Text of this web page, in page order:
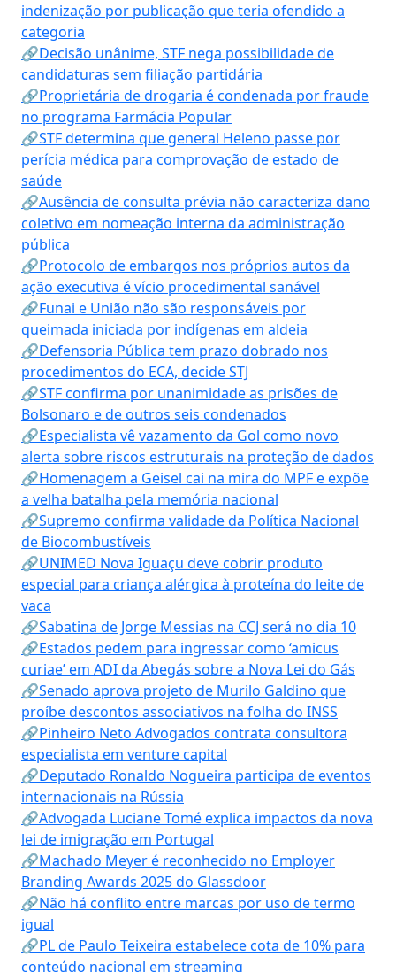
indenização por publicação que teria ofendido a
categoria
🔗Decisão unânime, STF nega possibilidade de
candidaturas sem filiação partidária
🔗Proprietária de drogaria é condenada por fraude
no programa Farmácia Popular
🔗STF determina que general Heleno passe por
perícia médica para comprovação de estado de
saúde
🔗Ausência de consulta prévia não caracteriza dano
coletivo em nomeação interna da administração
pública
🔗Protocolo de embargos nos próprios autos da
ação executiva é vício procedimental sanável
🔗Funai e União não são responsáveis por
queimada iniciada por indígenas em aldeia
🔗Defensoria Pública tem prazo dobrado nos
procedimentos do ECA, decide STJ
🔗STF confirma por unanimidade as prisões de
Bolsonaro e de outros seis condenados
🔗Especialista vê vazamento da Gol como novo
alerta sobre riscos estruturais na proteção de dados
🔗Homenagem a Geisel cai na mira do MPF e expõe
a velha batalha pela memória nacional
🔗Supremo confirma validade da Política Nacional
de Biocombustíveis
🔗UNIMED Nova Iguaçu deve cobrir produto
especial para criança alérgica à proteína do leite de
vaca
🔗Sabatina de Jorge Messias na CCJ será no dia 10
🔗Estados pedem para ingressar como ‘amicus
curiae’ em ADI da Abegás sobre a Nova Lei do Gás
🔗Senado aprova projeto de Murilo Galdino que
proíbe descontos associativos na folha do INSS
🔗Pinheiro Neto Advogados contrata consultora
especialista em venture capital
🔗Deputado Ronaldo Nogueira participa de eventos
internacionais na Rússia
🔗Advogada Luciane Tomé explica impactos da nova
lei de imigração em Portugal
🔗Machado Meyer é reconhecido no Employer
Branding Awards 2025 do Glassdoor
🔗Não há conflito entre marcas por uso de termo
igual
🔗PL de Paulo Teixeira estabelece cota de 10% para
conteúdo nacional em streaming